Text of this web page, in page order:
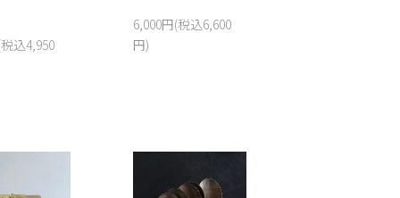
込4,950
6,000円(税込6,600
円)